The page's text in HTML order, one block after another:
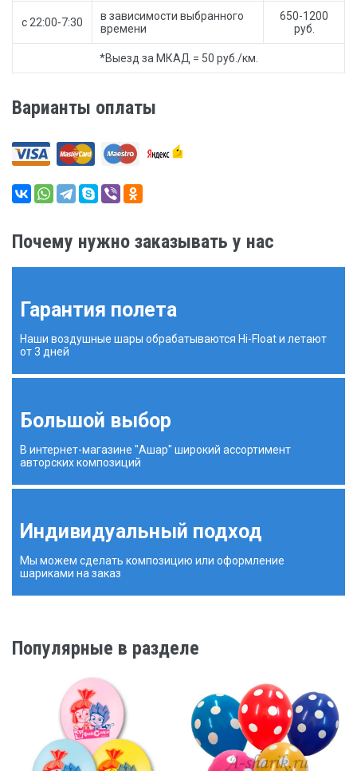
с 22:00-7:30
в зависимости выбранного
времени
650-1200
руб.
*Выезд за МКАД = 50 руб./км.
Варианты оплаты
Почему нужно заказывать у нас
Гарантия полета
Наши воздушные шары обрабатываются Hi-Float и летают
от 3 дней
Большой выбор
В интернет-магазине "Ашар" широкий ассортимент
авторских композиций
Индивидуальный подход
Мы можем сделать композицию или оформление
шариками на заказ
Популярные в разделе